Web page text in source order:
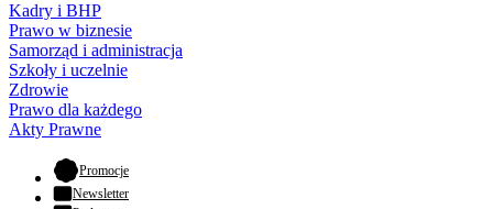
Kadry i BHP
Prawo w biznesie
Samorząd i administracja
Szkoły i uczelnie
Zdrowie
Prawo dla każdego
Akty Prawne
Promocje- otwiera się w nowej karcie
Newsletter